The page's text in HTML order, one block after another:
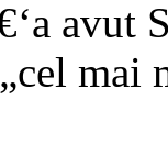
mai